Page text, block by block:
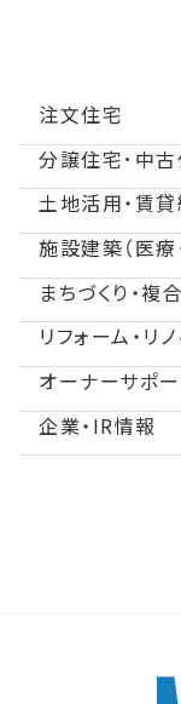
注文住宅
ミサワホームの
商品ラインアッ
インテリア
建築事例・建築
分譲住宅･中
分譲住宅（建売・
スムストック検
中古住宅検索
分譲マンション
土地活用・賃
商品一覧
賃貸住宅経営
賃貸併用住宅
店舗・商業施設
施設建築（医療
医院建築・病院
介護施設・高齢
子育て・保育施
障がい者施設
まちづくり・複
ASMACI・複合
再開発・官民連
分譲マンション事
リフォーム・リ
リフォームコンセ
リフォームメニュ
オーナーサポ
住まいるりんぐ（
ミサワオーナー
企業・IR情報
ミサワホームグ